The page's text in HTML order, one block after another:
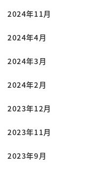
2024年11月
2024年4月
2024年3月
2024年2月
2023年12月
2023年11月
2023年9月